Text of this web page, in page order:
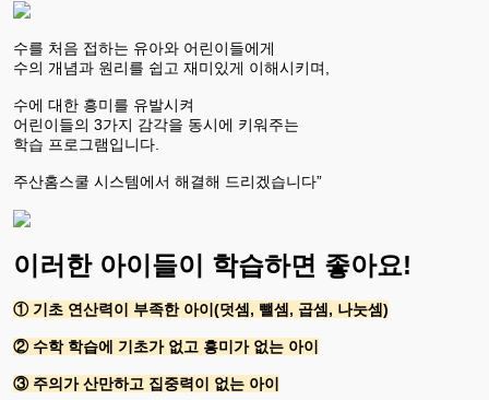
수를 처음 접하는 유아와 어린이들에게
수의 개념과 원리를 쉽고 재미있게 이해시키며,
수에 대한 흥미를 유발시켜
어린이들의 3가지 감각을 동시에 키워주는
학습 프로그램입니다.
주산홈스쿨 시스템에서 해결해 드리겠습니다”
이러한 아이들이 학습하면 좋아요!
① 기초 연산력이 부족한 아이(덧셈, 뺄셈, 곱셈, 나눗셈)
② 수학 학습에 기초가 없고 흥미가 없는 아이
③ 주의가 산만하고 집중력이 없는 아이